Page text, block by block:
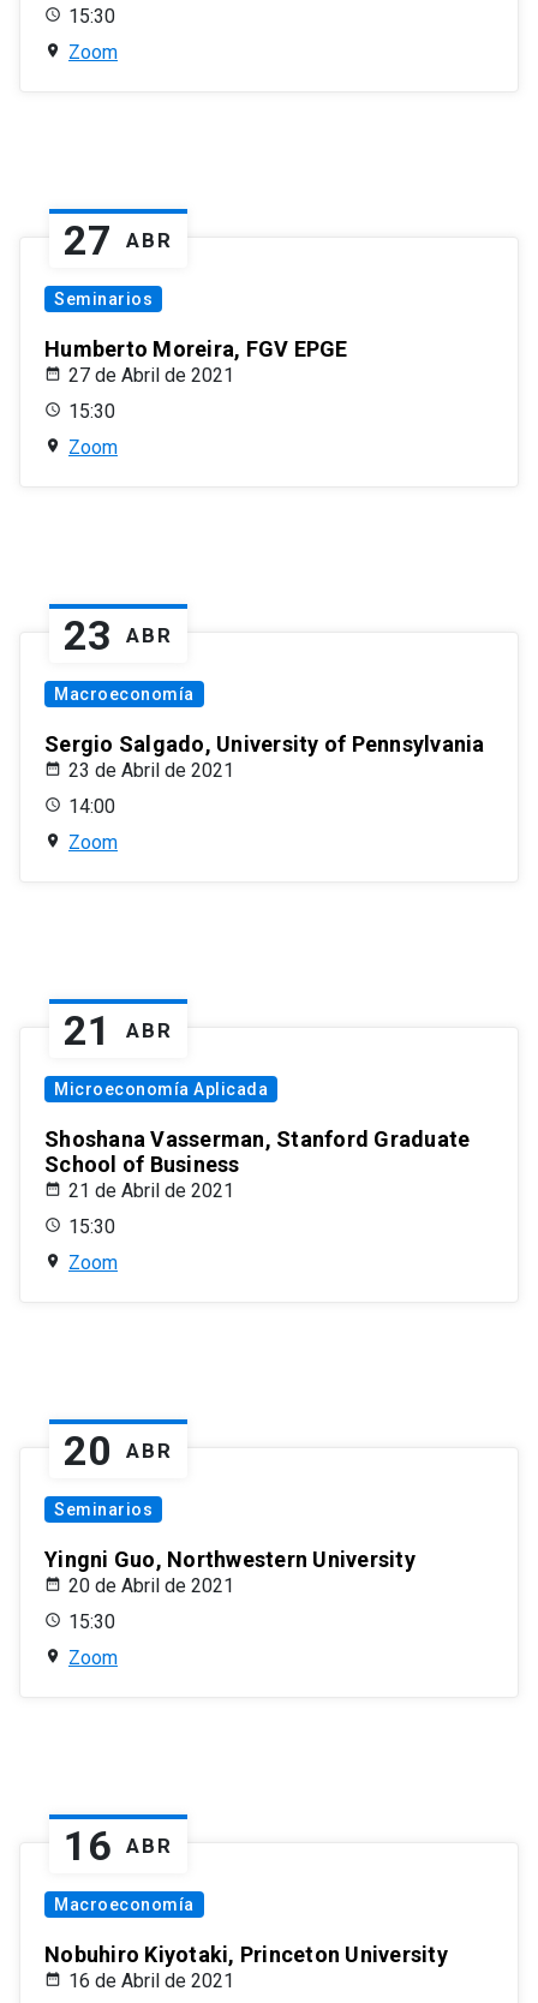
15:30
Zoom
27 ABR
Seminarios
Humberto Moreira, FGV EPGE
27 de Abril de 2021
15:30
Zoom
23 ABR
Macroeconomía
Sergio Salgado, University of Pennsylvania
23 de Abril de 2021
14:00
Zoom
21 ABR
Microeconomía Aplicada
Shoshana Vasserman, Stanford Graduate
School of Business
21 de Abril de 2021
15:30
Zoom
20 ABR
Seminarios
Yingni Guo, Northwestern University
20 de Abril de 2021
15:30
Zoom
16 ABR
Macroeconomía
Nobuhiro Kiyotaki, Princeton University
16 de Abril de 2021